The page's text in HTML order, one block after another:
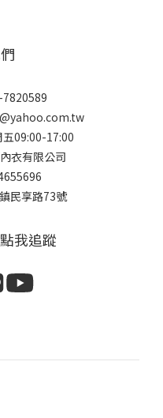
09:00-17:00
衣有限公司
民享路73號
我追蹤